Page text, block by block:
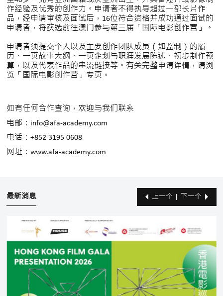
作经验及优秀的创作力。申请者不得执导超过一部长片作
品，经申请审核及面试后，16位符合资格并成功通过面试的
申请者，将获选前往澳门参与第三届「国际电影创作营」。
申请者须提交个人以及主要创作团队成员（如监制）的履
历、一页故事大纲、一页企划与职涯发展陈述、初步制作预
算，以及代表作品的串流链接等。有关完整申请详情，请浏
览「国际电影创作营」专页。
如有任何合作查询，欢迎与我们联系
电邮：info@afa-academy.com
电话：+852 3195 0608
网址：www.afa-academy.com
最新消息 上一个 下一个